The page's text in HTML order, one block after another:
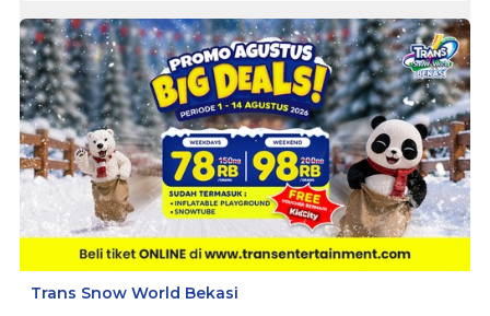
Trans Snow World Bekasi